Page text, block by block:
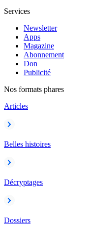
Services
Newsletter
Apps
Magazine
Abonnement
Don
Publicité
Nos formats phares
Articles
Belles histoires
Décryptages
Dossiers